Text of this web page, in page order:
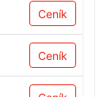
Ceník
Ceník